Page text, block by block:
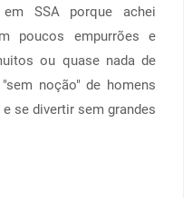
SSA porque achei
poucos empurrões e
ou quase nada de
noção" de homens
se divertir sem grandes